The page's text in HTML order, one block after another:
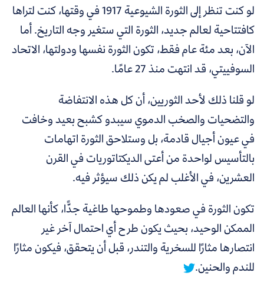
لو كنت تنظر إلى الثورة الشيوعية 1917 في وقتها، كنت لتراها
كافتتاحية لعالم جديد، الثورة التي ستغير وجه التاريخ. أما
الآن، بعد مئة عام فقط، تكون الثورة نفسها ودولتها، الاتحاد
السوفييتي، قد انتهت منذ 27 عامًا.
لو قلنا ذلك لأحد الثوريين، أن كل هذه الانتفاضة
والتضحيات والصخب الدموي سيبدو كشبح بعيد وخافت
في عيون أجيال قادمة، بل وستلاحق الثورة اتهامات
بالتأسيس لواحدة من أعتى الديكتاتوريات في القرن
العشرين، في الأغلب لم يكن ذلك سيؤثر فيه.
تكون الثورة في صعودها وطموحها طاغية جدًّا، كأنها العالم
الممكن الوحيد، بحيث يكون طرح أي احتمال آخر غير
انتصارها مثارًا للسخرية والتندر، قبل أن يتحقق، فيكون مثارًا
للندم والحنين.